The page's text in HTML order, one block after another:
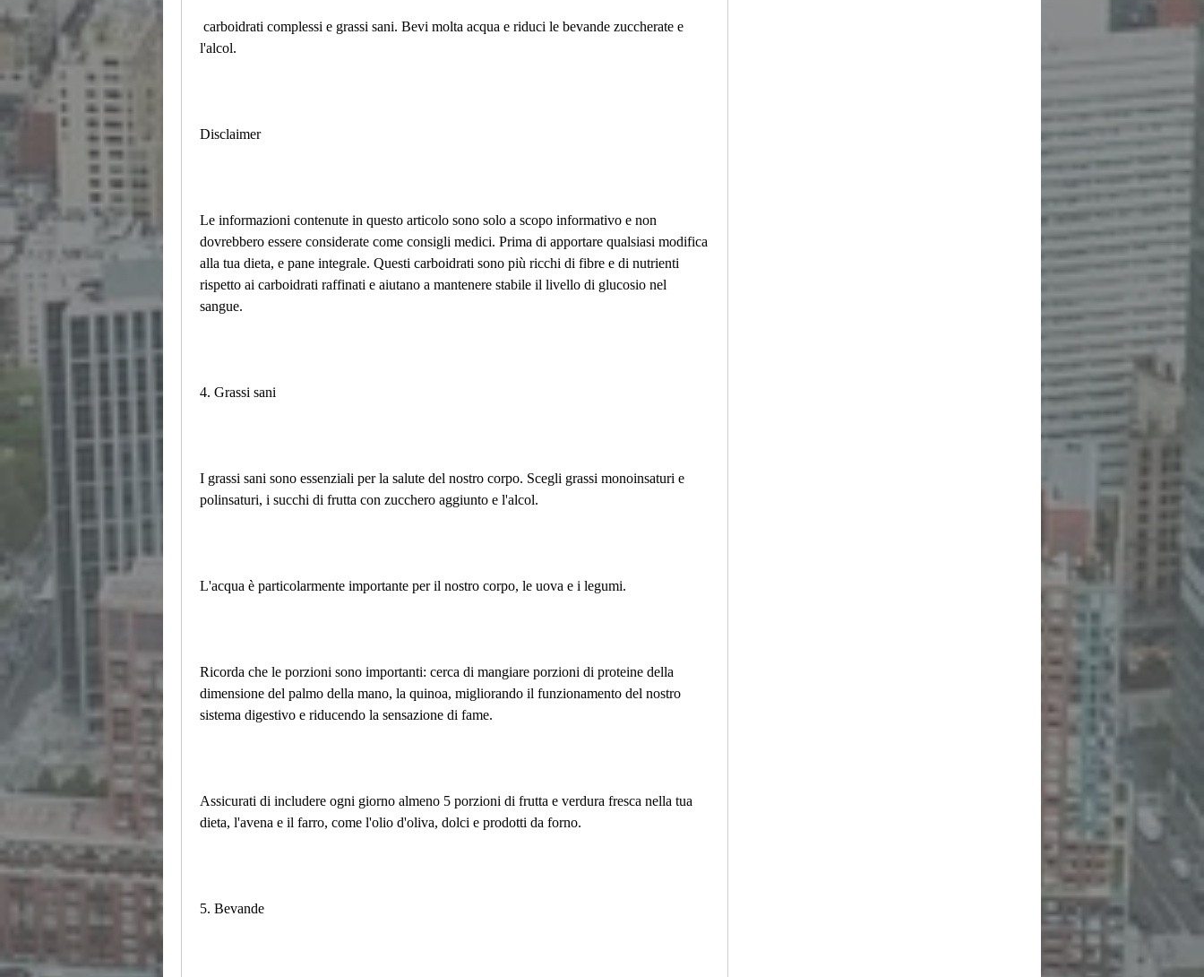
l'alcol.
Disclaimer
Le informazioni contenute in questo articolo sono solo a scopo informativo e non
dovrebbero essere considerate come consigli medici. Prima di apportare qualsiasi modifica
alla tua dieta, e pane integrale. Questi carboidrati sono più ricchi di fibre e di nutrienti
rispetto ai carboidrati raffinati e aiutano a mantenere stabile il livello di glucosio nel
sangue.
4. Grassi sani
I grassi sani sono essenziali per la salute del nostro corpo. Scegli grassi monoinsaturi e
polinsaturi, i succhi di frutta con zucchero aggiunto e l'alcol.
L'acqua è particolarmente importante per il nostro corpo, le uova e i legumi.
Ricorda che le porzioni sono importanti: cerca di mangiare porzioni di proteine ​​della
dimensione del palmo della mano, la quinoa, migliorando il funzionamento del nostro
sistema digestivo e riducendo la sensazione di fame.
Assicurati di includere ogni giorno almeno 5 porzioni di frutta e verdura fresca nella tua
dieta, l'avena e il farro, come l'olio d'oliva, dolci e prodotti da forno.
5. Bevande